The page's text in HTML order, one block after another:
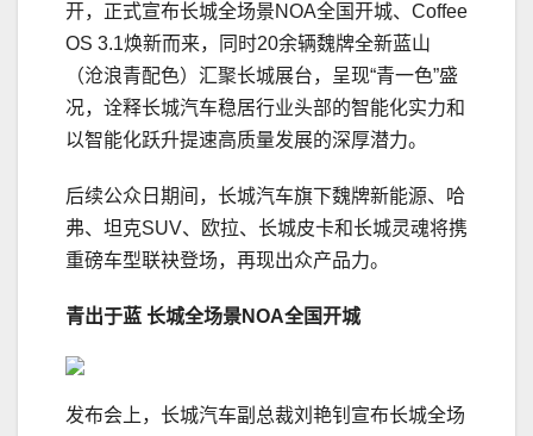
开，正式宣布长城全场景NOA全国开城、Coffee
OS 3.1焕新而来，同时20余辆魏牌全新蓝山
（沧浪青配色）汇聚长城展台，呈现“青一色”盛
况，诠释长城汽车稳居行业头部的智能化实力和
以智能化跃升提速高质量发展的深厚潜力。
后续公众日期间，长城汽车旗下魏牌新能源、哈
弗、坦克SUV、欧拉、长城皮卡和长城灵魂将携
重磅车型联袂登场，再现出众产品力。
青出于蓝 长城全场景NOA全国开城
发布会上，长城汽车副总裁刘艳钊宣布长城全场